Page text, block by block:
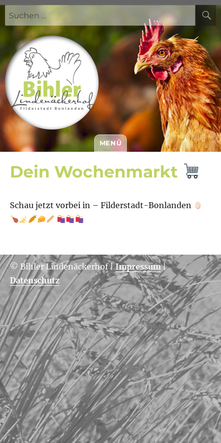
Suchen
nach:
Bihler Lindenäckerhof
MENÜ
Dein Wochenmarkt
Schau jetzt vorbei in – Filderstadt-Bonlanden
© Bihler Lindenäckerhof|Impressum|
Datenschutz